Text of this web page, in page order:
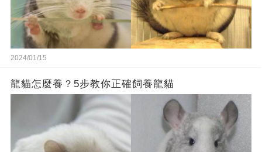
2024/01/15
龍貓怎麼養？5步教你正確飼養龍貓